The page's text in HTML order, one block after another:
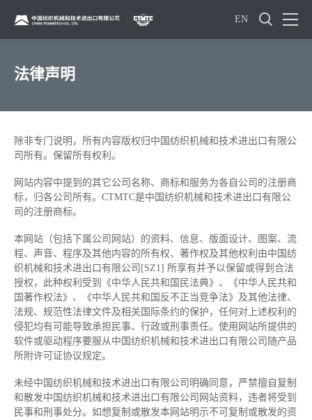
EN
法律声明
除非专门说明，所有内容版权归中国纺织机械和技术进出口有限公
司所有。保留所有权利。
网站内容中提到的其它公司名称、商标和服务为各自公司的注册商
标，归各公司所有。CTMTC是中国纺织机械和技术进出口有限公
司的注册商标。
本网站（包括下属公司网站）的资料、信息、版面设计、图案、流
程、声音、程序及其他内容的所有权、著作权及其他权利由中国纺
织机械和技术进出口有限公司[SZ1] 所享有并予以保留或得到合法
授权，此种权利受到《中华人民共和国民法典》、《中华人民共和
国著作权法》、《中华人民共和国反不正当竞争法》及其他法律、
法规、规范性法律文件及相关国际条约的保护，任何对上述权利的
侵犯均有可能导致承担民事、行政或刑事责任。使用网站所提供的
软件或驱动程序要服从中国纺织机械和技术进出口有限公司随产品
所附许可证协议规定。
未经中国纺织机械和技术进出口有限公司明确同意，严禁擅自复制
和散发中国纺织机械和技术进出口有限公司网站资料，违者将受到
民事和刑事处分。如想复制或散发本网站明示不可复制或散发的资